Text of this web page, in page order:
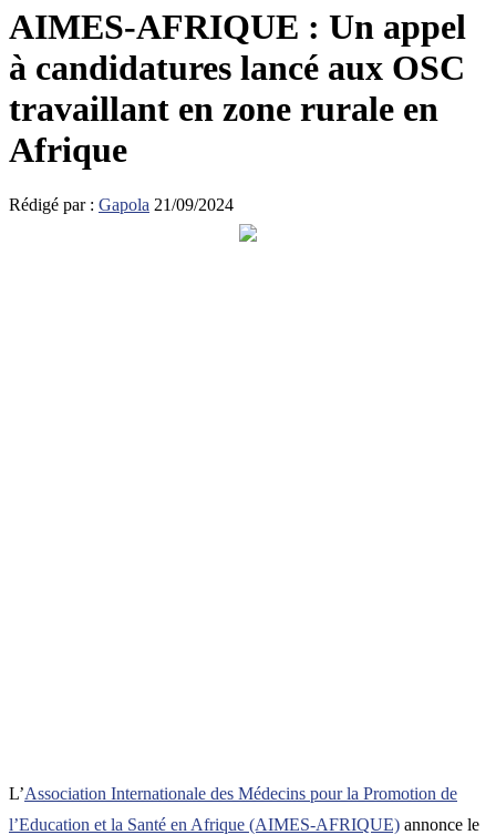
AIMES-AFRIQUE : Un appel
à candidatures lancé aux OSC
travaillant en zone rurale en
Afrique
Rédigé par : Gapola 21/09/2024
L’Association Internationale des Médecins pour la Promotion de
l’Education et la Santé en Afrique (AIMES-AFRIQUE) annonce le